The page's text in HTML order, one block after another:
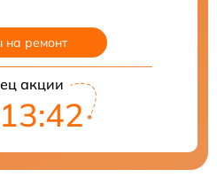
на ремонт
акции